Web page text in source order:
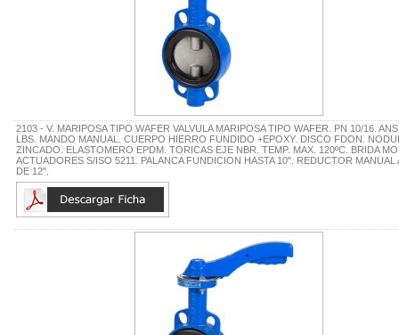
2103 - V. MARIPOSA TIPO WAFER VALVULA MARIPOSA TIPO WAFER. PN 10/16.
LBS. MANDO MANUAL. CUERPO HIERRO FUNDIDO +EPOXY. DISCO FDON.
ZINCADO. ELASTOMERO EPDM. TORICAS EJE NBR. TEMP. MAX. 120ºC. BRIDA
ACTUADORES S/ISO 5211. PALANCA FUNDICION HASTA 10". REDUCTOR MANUAL
DE 12".